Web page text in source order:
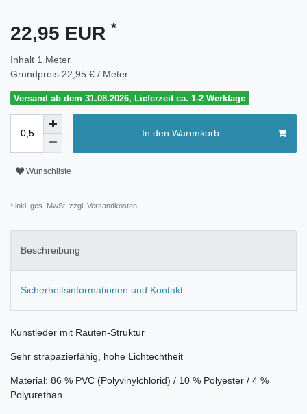
22,95 EUR *
Inhalt 1 Meter
Grundpreis 22,95 € / Meter
Versand ab dem 31.08.2026, Lieferzeit ca. 1-2 Werktage
In den Warenkorb
Wunschliste
* inkl. ges. MwSt. zzgl. Versandkosten
Beschreibung
Sicherheitsinformationen und Kontakt
Kunstleder mit Rauten-Struktur
Sehr strapazierfähig, hohe Lichtechtheit
Material: 86 % PVC (Polyvinylchlorid) / 10 % Polyester / 4 %
Polyurethan